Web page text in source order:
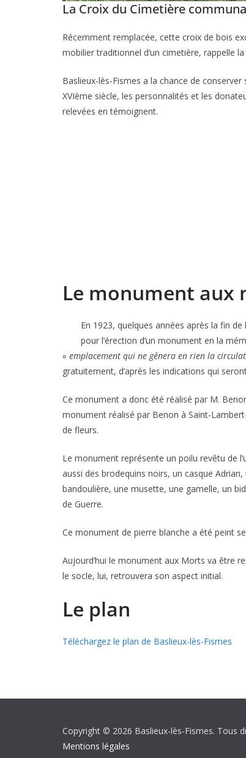
La Croix du Cimetière
Récemment remplacée, cette croix de bois
mobilier traditionnel d’un cimetière, rappelle
Baslieux-lès-Fismes a la chance de
XVIème siècle, les personnalités et les
relevées en témoignent.
Le monument aux
En 1923, quelques années après la fin
pour l’érection d’un monument en la
« emplacement qui ne gênera en rien la
gratuitement, d’après les indications qui
Ce monument a donc été réalisé par M.
monument réalisé par Benon à Saint-
de fleurs.
Le monument représente un poilu revêtu de
aussi des brodequins noirs, un casque
bandoulière, une musette, une gamelle, un
de Guerre.
Ce monument de pierre blanche a été peint
Aujourd’hui le monument aux Morts va être
le socle, lui, retrouvera son aspect initial.
Le plan
Téléchargez le plan de Baslieux-lès-Fismes
Copyright © 2026 Baslieux-lès-Fismes. Tous
Mentions légales